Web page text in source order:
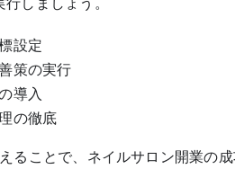
設定
策の実行
導入
の徹底
ることで、ネイルサロン開業の